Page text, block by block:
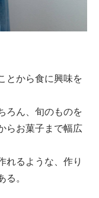
とから食に興味を
ろん、旬のものを
らお菓子まで幅広
れるような、作り
。